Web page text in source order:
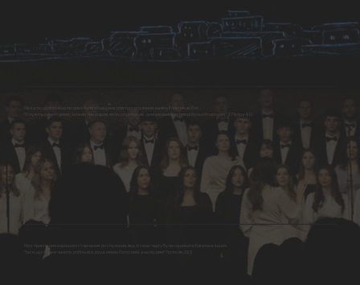
Ми за те, щоб кожна людина була оснащена для того служіння, на яке її покликав Бог.
"Служіть один одному, кожен тим даром, якого отримав, як доморядники всілякої Божої благодаті." 1 Петра 4:10
Досконалість
Ми є прикладом хорошого ставлення до служіння, яке, в свою чергу буде надихати багатьох інших.
"І все, що тільки чините, робіть від душі, немов Господеві, а не людям!" Колосян 3:23